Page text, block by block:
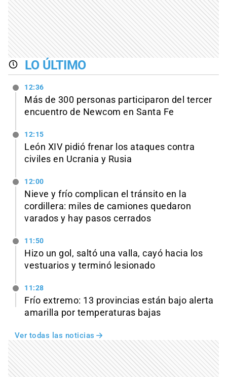
LO ÚLTIMO
12:36
Más de 300 personas participaron del tercer
encuentro de Newcom en Santa Fe
12:15
León XIV pidió frenar los ataques contra
civiles en Ucrania y Rusia
12:00
Nieve y frío complican el tránsito en la
cordillera: miles de camiones quedaron
varados y hay pasos cerrados
11:50
Hizo un gol, saltó una valla, cayó hacia los
vestuarios y terminó lesionado
11:28
Frío extremo: 13 provincias están bajo alerta
amarilla por temperaturas bajas
Ver todas las noticias